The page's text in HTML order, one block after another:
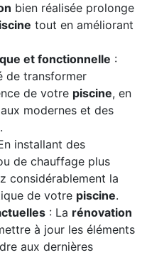
bien réalisée prolonge
tout en améliorant
et fonctionnelle :
de transformer
de votre piscine, en
modernes et des
installant des
de chauffage plus
considérablement la
de votre piscine.
: La rénovation
à jour les éléments
aux dernières